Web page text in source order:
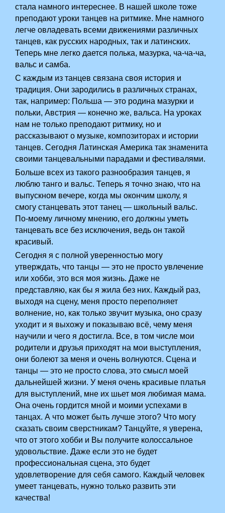
стала намного интереснее. В нашей школе тоже
преподают уроки танцев на ритмике. Мне намного
легче овладевать всеми движениями различных
танцев, как русских народных, так и латинских.
Теперь мне легко дается полька, мазурка, ча-ча-ча,
вальс и самба.
С каждым из танцев связана своя история и
традиция. Они зародились в различных странах,
так, например: Польша — это родина мазурки и
польки, Австрия — конечно же, вальса. На уроках
нам не только преподают ритмику, но и
рассказывают о музыке, композиторах и истории
танцев. Сегодня Латинская Америка так знаменита
своими танцевальными парадами и фестивалями.
Больше всех из такого разнообразия танцев, я
люблю танго и вальс. Теперь я точно знаю, что на
выпускном вечере, когда мы окончим школу, я
смогу станцевать этот танец — школьный вальс.
По-моему личному мнению, его должны уметь
танцевать все без исключения, ведь он такой
красивый.
Сегодня я с полной уверенностью могу
утверждать, что танцы — это не просто увлечение
или хобби, это вся моя жизнь. Даже не
представляю, как бы я жила без них. Каждый раз,
выходя на сцену, меня просто переполняет
волнение, но, как только звучит музыка, оно сразу
уходит и я выхожу и показываю всё, чему меня
научили и чего я достигла. Все, в том числе мои
родители и друзья приходят на мои выступления,
они болеют за меня и очень волнуются. Сцена и
танцы — это не просто слова, это смысл моей
дальнейшей жизни. У меня очень красивые платья
для выступлений, мне их шьет моя любимая мама.
Она очень гордится мной и моими успехами в
танцах. А что может быть лучше этого?­ Что могу
сказать своим сверстникам? Танцуйте, я уверена,
что от этого хобби и Вы получите колоссальное
удовольствие. Даже если это не будет
профессиональная сцена, это будет
удовлетворение для себя самого. Каждый человек
умеет танцевать, нужно только развить эти
качества!